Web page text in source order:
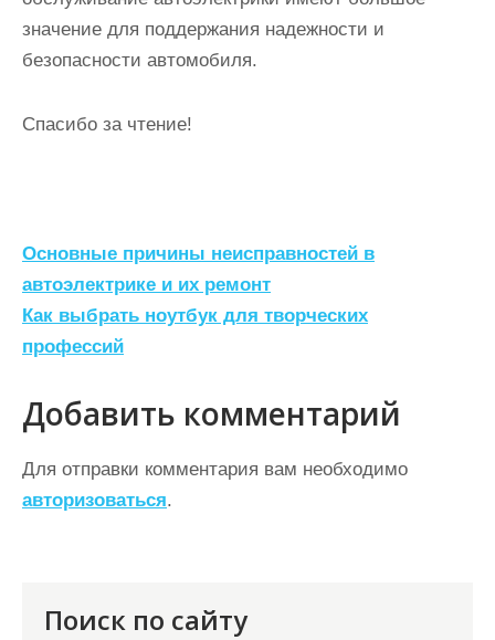
значение для поддержания надежности и
безопасности автомобиля.
Спасибо за чтение!
Н
а
в
и
г
а
ц
и
Основные причины неисправностей в
автоэлектрике и их ремонт
Как выбрать ноутбук для творческих
профессий
Добавить комментарий
Для отправки комментария вам необходимо
авторизоваться.
Поиск по сайту